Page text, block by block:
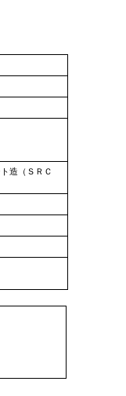
造（ＳＲＣ